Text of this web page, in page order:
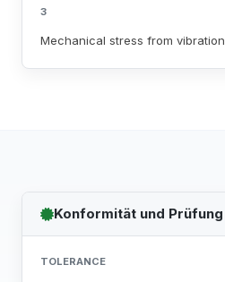
3
Mechanical stress from vibration
Konformität und Prüfung
TOLERANCE